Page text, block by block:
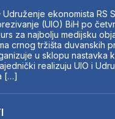
Udruženje ekonomista RS
(UIO) BiH po
za najbolju medijsku
crnog tržišta duvanskih
u sklopu nastavka
realizuju UIO i
[…]